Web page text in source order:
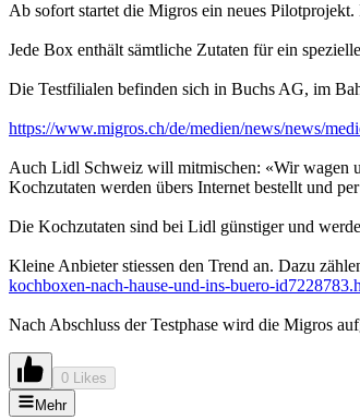
Ab sofort startet die Migros ein neues
Jede Box enthält sämtliche Zutaten für ein
Die Testfilialen befinden sich in Buchs AG, im
https://www.migros.ch/de/medien/news/news/
Auch Lidl Schweiz will mitmischen: «Wir wagen
Kochzutaten werden übers Internet bestellt und
Die Kochzutaten sind bei Lidl günstiger und
Kleine Anbieter stiessen den Trend an. Dazu
kochboxen-nach-hause-und-ins-buero-
Nach Abschluss der Testphase wird die Migros
0 Likes
Mehr